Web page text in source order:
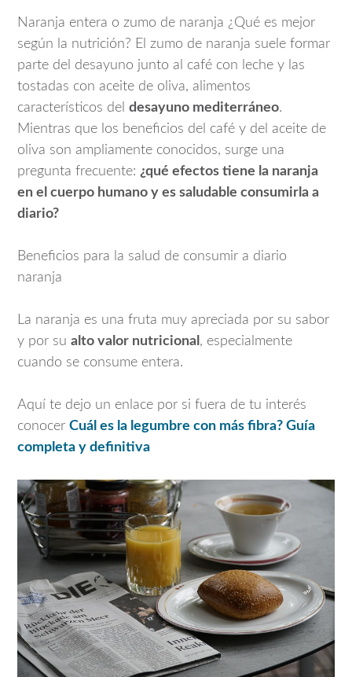
Naranja entera o zumo de naranja ¿Qué es mejor
según la nutrición? El zumo de naranja suele formar
parte del desayuno junto al café con leche y las
tostadas con aceite de oliva, alimentos
característicos del desayuno mediterráneo.
Mientras que los beneficios del café y del aceite de
oliva son ampliamente conocidos, surge una
pregunta frecuente: ¿qué efectos tiene la naranja
en el cuerpo humano y es saludable consumirla a
diario?
Beneficios para la salud de consumir a diario
naranja
La naranja es una fruta muy apreciada por su sabor
y por su alto valor nutricional , especialmente
cuando se consume entera.
Aquí te dejo un enlace por si fuera de tu interés
conocer Cuál es la legumbre con más fibra? Guía
completa y definitiva